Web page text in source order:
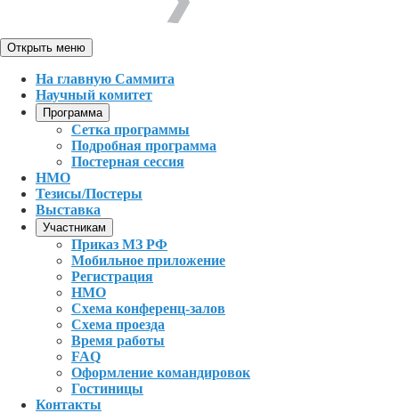
Открыть меню
На главную Саммита
Научный комитет
Программа
Сетка программы
Подробная программа
Постерная сессия
НМО
Тезисы/Постеры
Выставка
Участникам
Приказ МЗ РФ
Мобильное приложение
Регистрация
НМО
Схема конференц-залов
Схема проезда
Время работы
FAQ
Оформление командировок
Гостиницы
Контакты